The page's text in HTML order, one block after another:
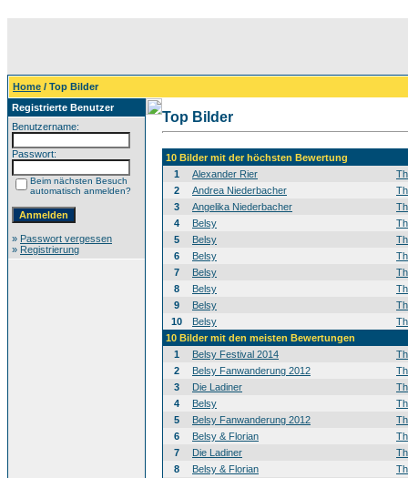
Home / Top Bilder
Registrierte Benutzer
Benutzername:
Passwort:
Beim nächsten Besuch
automatisch anmelden?
» Passwort vergessen
» Registrierung
Top Bilder
10 Bilder mit der höchsten Bewertung
1
Alexander Rier
2
Andrea Niederbacher
3
Angelika Niederbacher
4
Belsy
5
Belsy
6
Belsy
7
Belsy
8
Belsy
9
Belsy
10
Belsy
10 Bilder mit den meisten Bewertungen
1
Belsy Festival 2014
2
Belsy Fanwanderung 2012
3
Die Ladiner
4
Belsy
5
Belsy Fanwanderung 2012
6
Belsy & Florian
7
Die Ladiner
8
Belsy & Florian